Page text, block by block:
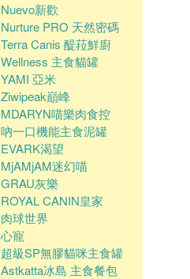
Nuevo新歡
Nurture PRO 天然密碼
Terra Canis 醍菈鮮廚
Wellness 主食貓罐
YAMI 亞米
Ziwipeak巔峰
MDARYN喵樂肉食控
吶一口機能主食泥罐
EVARK渴望
MjAMjAM迷幻喵
GRAU灰樂
ROYAL CANIN皇家
肉球世界
心寵
超級SP無膠貓咪主食罐
Astkatta冰島 主食餐包